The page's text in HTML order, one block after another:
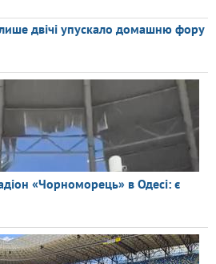
двічі упускало домашню фору
«Чорноморець» в Одесі: є